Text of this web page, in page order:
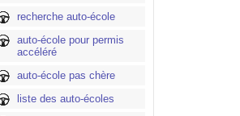
recherche auto-école
auto-école pour permis
accéléré
auto-école pas chère
liste des auto-écoles